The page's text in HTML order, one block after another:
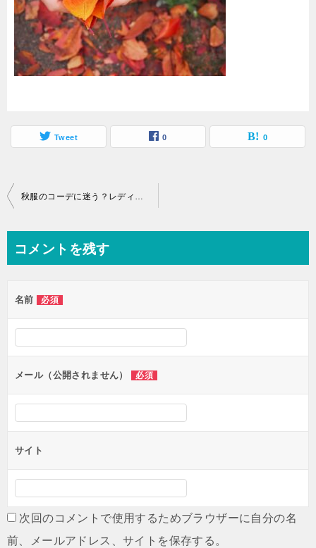
Tweet 0 0
投
ビ
ー
シ
ン
秋服のコーデに迷う？レディースとメンズのコーデの仕方をご紹介！
コメントを残す
名前 必須
メール（公開されません） 必須
サイト
次回のコメントで使用するためブラウザーに自分の名
前、メールアドレス、サイトを保存する。